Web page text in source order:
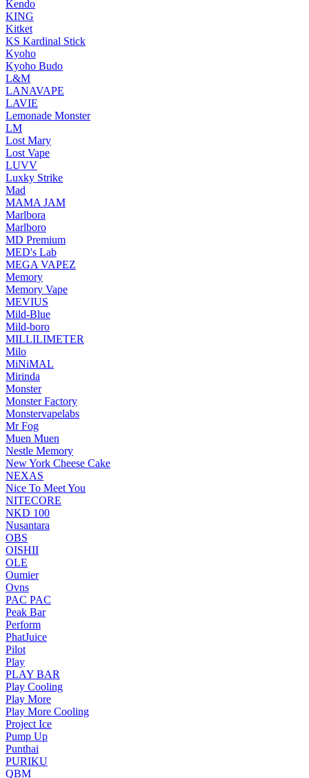
Kendo
KING
Kitket
KS Kardinal Stick
Kyoho
Kyoho Budo
L&M
LANAVAPE
LAVIE
Lemonade Monster
LM
Lost Mary
Lost Vape
LUVV
Luxky Strike
Mad
MAMA JAM
Marlbora
Marlboro
MD Premium
MED's Lab
MEGA VAPEZ
Memory
Memory Vape
MEVIUS
Mild-Blue
Mild-boro
MILLILIMETER
Milo
MiNiMAL
Mirinda
Monster
Monster Factory
Monstervapelabs
Mr Fog
Muen Muen
Nestle Memory
New York Cheese Cake
NEXAS
Nice To Meet You
NITECORE
NKD 100
Nusantara
OBS
OISHII
OLE
Oumier
Ovns
PAC PAC
Peak Bar
Perform
PhatJuice
Pilot
Play
PLAY BAR
Play Cooling
Play More
Play More Cooling
Project Ice
Pump Up
Punthai
PURIKU
QBM